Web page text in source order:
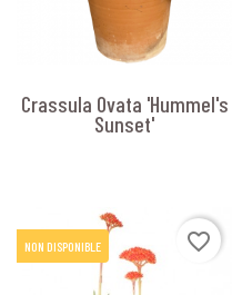
Crassula Ovata 'Hummel's
Sunset'
NON DISPONIBLE favorite_border